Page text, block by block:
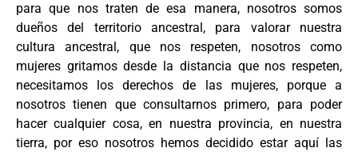
para que nos traten de esa manera, nosotros somos
dueños del territorio ancestral, para valorar nuestra
cultura ancestral, que nos respeten, nosotros como
mujeres gritamos desde la distancia que nos respeten,
necesitamos los derechos de las mujeres, porque a
nosotros tienen que consultarnos primero, para poder
hacer cualquier cosa, en nuestra provincia, en nuestra
tierra, por eso nosotros hemos decidido estar aquí las